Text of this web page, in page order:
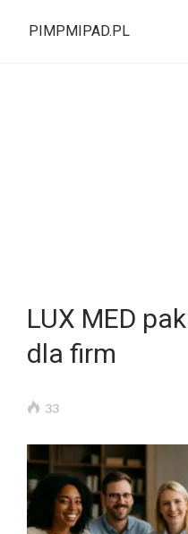
PIMPMIPAD.PL
LUX MED
dla firm
33